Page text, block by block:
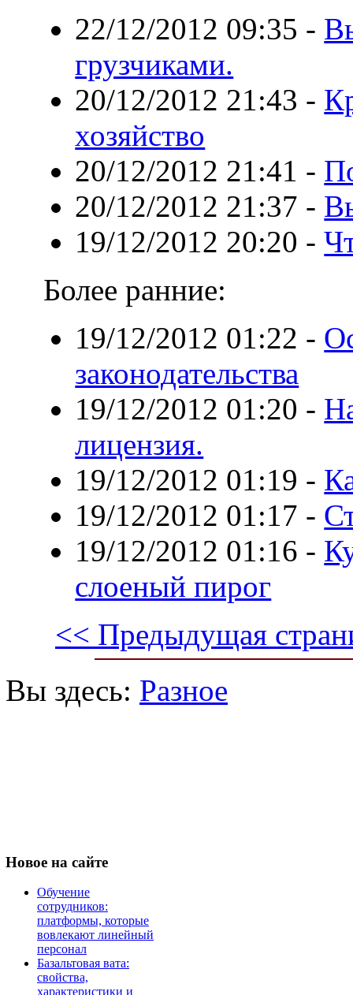
22/12/2012 09:35 -
грузчиками.
20/12/2012 21:43 -
хозяйство
20/12/2012 21:41 -
20/12/2012 21:37 -
19/12/2012 20:20 -
Более ранние:
19/12/2012 01:22 -
законодательства
19/12/2012 01:20 -
лицензия.
19/12/2012 01:19 -
19/12/2012 01:17 -
19/12/2012 01:16 -
слоеный пирог
<< Предыдущая
Вы здесь: Разное
Новое на сайте
Обучение
сотрудников:
платформы, которые
вовлекают линейный
персонал
Базальтовая вата:
свойства,
характеристики и